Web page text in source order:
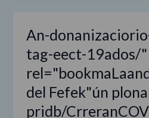
An-
tag-eect-19ados/"
del Fefek"ún
pridb/